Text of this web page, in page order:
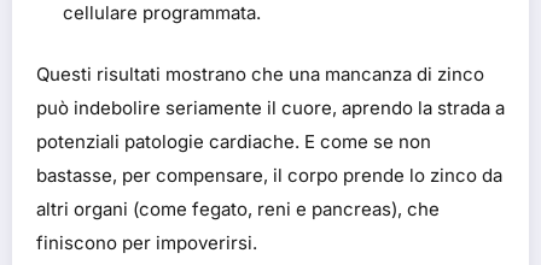
cellulare programmata.
Questi risultati mostrano che una mancanza di zinco
può indebolire seriamente il cuore, aprendo la strada a
potenziali patologie cardiache. E come se non
bastasse, per compensare, il corpo prende lo zinco da
altri organi (come fegato, reni e pancreas), che
finiscono per impoverirsi.